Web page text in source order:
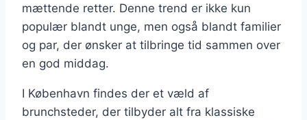
mættende retter. Denne trend er ikke kun
populær blandt unge, men også blandt familier
og par, der ønsker at tilbringe tid sammen over
en god middag.
I København findes der et væld af
brunchsteder, der tilbyder alt fra klassiske